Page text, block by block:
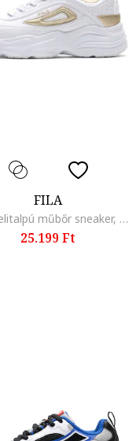
FILA
Skye telitalpú műbőr sneaker, Fehér/Aranyszín
25.199 Ft